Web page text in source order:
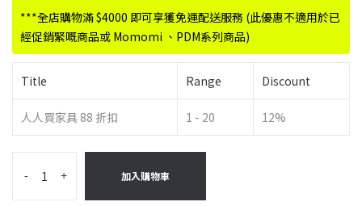
***全店購物滿 $4000 即可享獲免運配送服務 (此優惠不適用於已
經促銷緊嘅商品或 Momomi 、PDM系列商品)
Title Range Discount
人人買家具 88 折扣 1 - 20 12%
- + 加入購物車